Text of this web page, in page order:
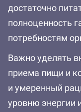
достаточно
полноценность
потребностям
Важно уделять
приема пищи и
и умеренный
уровню энергии